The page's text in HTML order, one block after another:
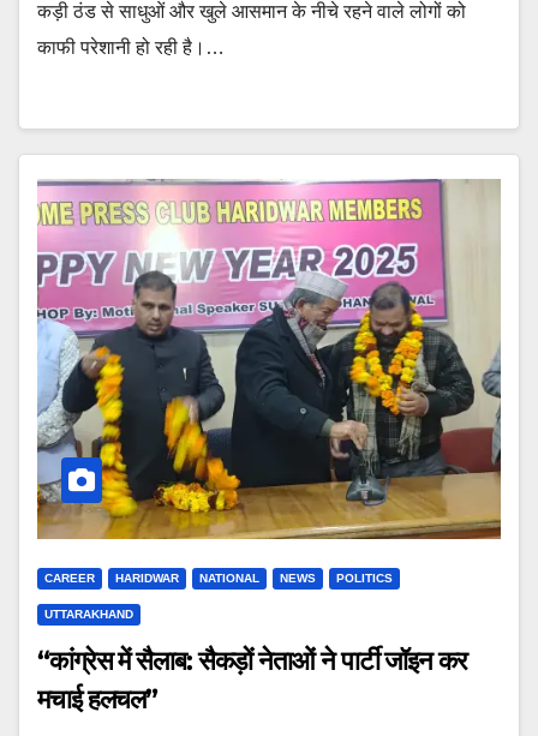
कड़ी ठंड से साधुओं और खुले आसमान के नीचे रहने वाले लोगों को
काफी परेशानी हो रही है।…
CAREER HARIDWAR NATIONAL NEWS POLITICS
UTTARAKHAND
“कांग्रेस में सैलाब: सैकड़ों नेताओं ने पार्टी जॉइन कर
मचाई हलचल”